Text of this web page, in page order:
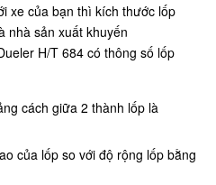
xe của bạn thì kích thước lốp
nhà sản xuất khuyến
H/T 684 có thông số lốp
cách giữa 2 thành lốp là
của lốp so với độ rộng lốp bằng